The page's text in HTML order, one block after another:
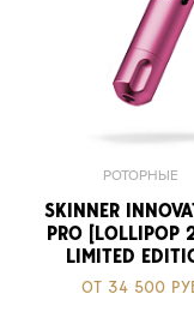
РОТОРНЫЕ
SKINNER
PRO [LOLLIPOP
LIMITED
ОТ 34 500